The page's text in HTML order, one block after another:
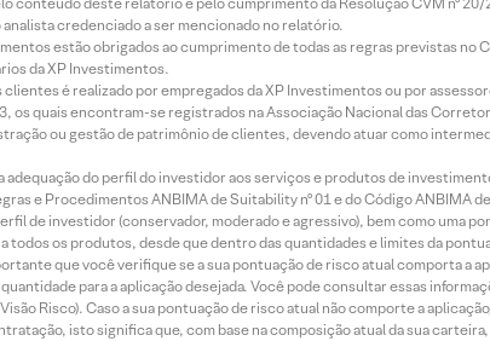
credenciado a ser mencionado no relatório.
estão obrigados ao cumprimento de todas as regras previstas
da XP Investimentos.
é realizado por empregados da XP Investimentos ou por
os quais encontram-se registrados na Associação Nacional das
ou gestão de patrimônio de clientes, devendo atuar como
adequação do perfil do investidor aos serviços e produtos de
e Procedimentos ANBIMA de Suitability nº 01 e do Código
de investidor (conservador, moderado e agressivo), bem como uma
todos os produtos, desde que dentro das quantidades e limites da
que você verifique se a sua pontuação de risco atual comporta a
para a aplicação desejada. Você pode consultar essas
Risco). Caso a sua pontuação de risco atual não comporte a
isto significa que, com base na composição atual da sua